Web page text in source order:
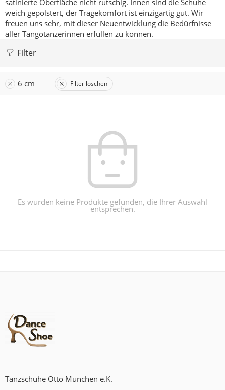
satinierte Oberfläche nicht rutschig. Innen sind die Schuhe
weich gepolstert, der Tragekomfort ist einzigartig gut. Wir
freuen uns sehr, mit dieser Neuentwicklung die Bedürfnisse
aller Tangotänzerinnen erfüllen zu können.
Filter
6 cm Filter löschen
Es wurden keine Produkte gefunden, die Ihrer Auswahl
entsprechen.
Tanzschuhe Otto München e.K.